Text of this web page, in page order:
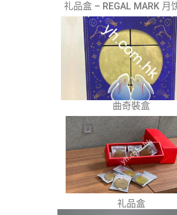
礼品盒 – REGAL MARK 月
曲奇裝盒
礼品盒